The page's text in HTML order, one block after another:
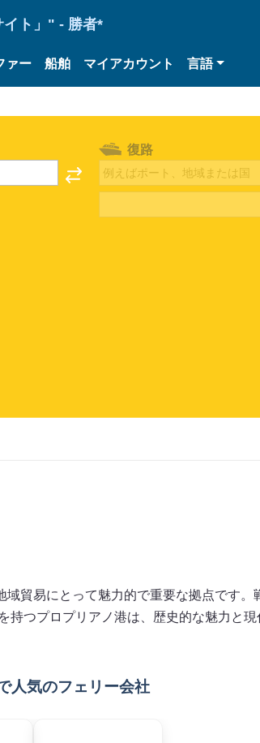
イト」" - 勝者*
ァー 船舶 マイアカウント 言語
復路
貿易にとって魅力的で重要な拠点です
つプロプリアノ港は、歴史的な魅力と
人気のフェリー会社